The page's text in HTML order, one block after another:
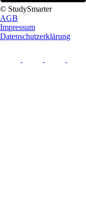
© StudySmarter
AGB
Impressum
Datenschutzerklärung